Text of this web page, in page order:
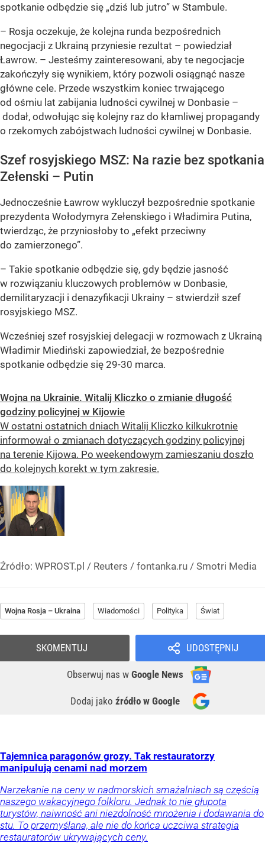
spotkanie odbędzie się „dziś lub jutro” w Stambule.
– Rosja oczekuje, że kolejna runda bezpośrednich
negocjacji z Ukrainą przyniesie rezultat – powiedział
Ławrow. – Jesteśmy zainteresowani, aby te negocjacje
zakończyły się wynikiem, który pozwoli osiągnąć nasze
główne cele. Przede wszystkim koniec trwającego
od ośmiu lat zabijania ludności cywilnej w Donbasie –
dodał, odwołując się kolejny raz do kłamliwej propagandy
o rzekomych zabójstwach ludności cywilnej w Donbasie.
Szef rosyjskiego MSZ: Na razie bez spotkania
Zełenski – Putin
Jednocześnie Ławrow wykluczył bezpośrednie spotkanie
prezydenta Wołodymyra Zełenskiego i Władimira Putina,
twierdząc, że przyniosłoby to „efekt przeciwny
do zamierzonego”.
– Takie spotkanie odbędzie się, gdy będzie jasność
w rozwiązaniu kluczowych problemów w Donbasie,
demilitaryzacji i denazyfikacji Ukrainy – stwierdził szef
rosyjskiego MSZ.
Wcześniej szef rosyjskiej delegacji w rozmowach z Ukrainą
Władimir Miediński zapowiedział, że bezpośrednie
spotkanie odbędzie się 29-30 marca.
Wojna na Ukrainie. Witalij Kliczko o zmianie długość
godziny policyjnej w Kijowie
W ostatni ostatnich dniach Witalij Kliczko kilkukrotnie
informował o zmianach dotyczących godziny policyjnej
na terenie Kijowa. Po weekendowym zamieszaniu doszło
do kolejnych korekt w tym zakresie.
Źródło: WPROST.pl / Reuters / fontanka.ru / Smotri Media
Wojna Rosja – Ukraina Wiadomości Polityka Świat
UDOSTĘPNIJ
Obserwuj nas w Google News
Dodaj jako źródło w Google
SKOMENTUJ
Tajemnica paragonów grozy. Tak restauratorzy
manipulują cenami nad morzem
Narzekanie na ceny w nadmorskich smażalniach są częścią
naszego wakacyjnego folkloru. Jednak to nie głupota
turystów, naiwność ani niezdolność mnożenia i dodawania do
stu. To przemyślana, ale nie do końca uczciwa strategia
restauratorów ukrywających ceny.